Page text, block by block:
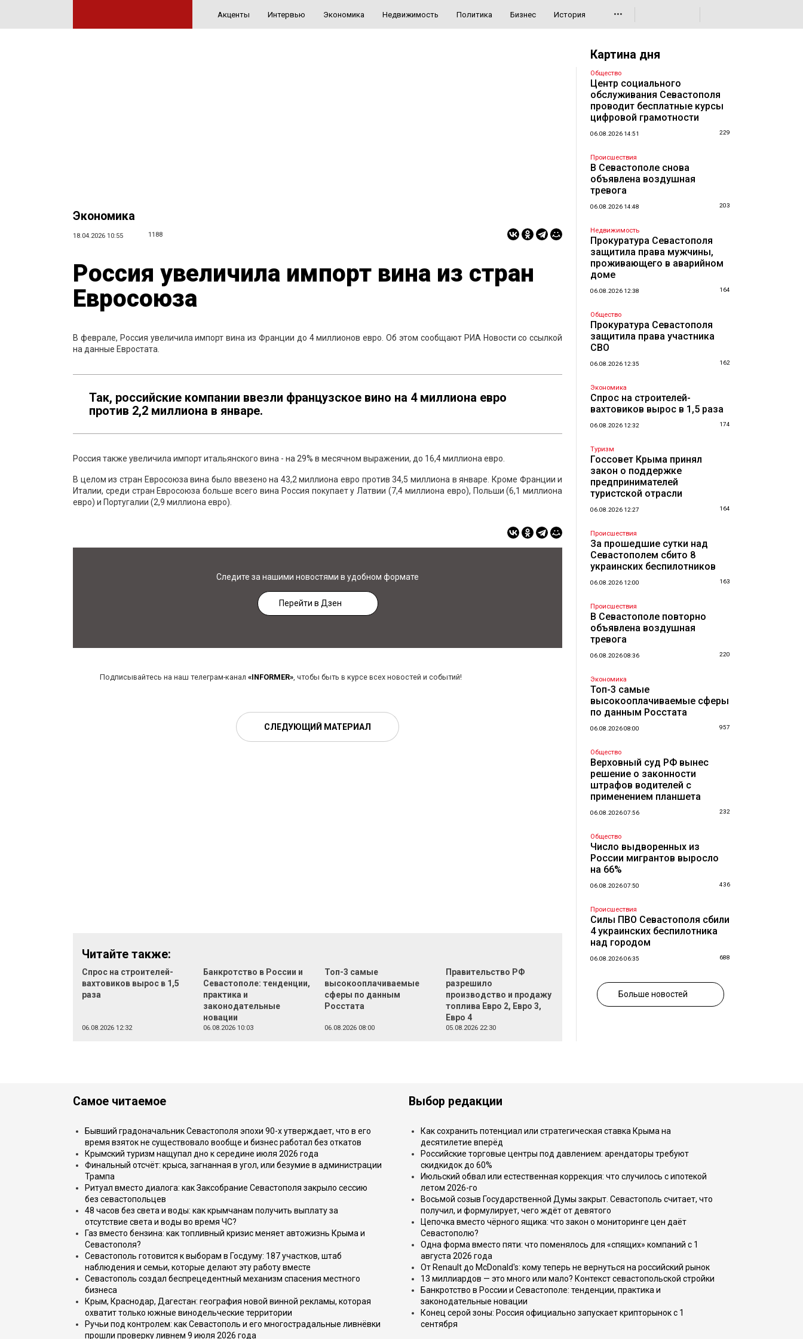
Акценты Интервью Экономика Недвижимость Политика Бизнес История •••
Экономика
18.04.2026 10:55 1188
Россия увеличила импорт вина из стран
Евросоюза
В феврале, Россия увеличила импорт вина из Франции до 4 миллионов евро. Об этом сообщают РИА Новости со ссылкой
на данные Евростата.
Так, российские компании ввезли французское вино на 4 миллиона евро
против 2,2 миллиона в январе.
Россия также увеличила импорт итальянского вина - на 29% в месячном выражении, до 16,4 миллиона евро.
В целом из стран Евросоюза вина было ввезено на 43,2 миллиона евро против 34,5 миллиона в январе. Кроме Франции и
Италии, среди стран Евросоюза больше всего вина Россия покупает у Латвии (7,4 миллиона евро), Польши (6,1 миллиона
евро) и Португалии (2,9 миллиона евро).
Следите за нашими новостями в удобном формате
Перейти в Дзен
Подписывайтесь на наш телеграм-канал «INFORMER», чтобы быть в курсе всех новостей и событий!
СЛЕДУЮЩИЙ МАТЕРИАЛ
Читайте также:
Спрос на строителей-
вахтовиков вырос в 1,5
раза
06.08.2026 12:32
Банкротство в России и
Севастополе: тенденции,
практика и
законодательные
новации
06.08.2026 10:03
Топ-3 самые
высокооплачиваемые
сферы по данным
Росстата
06.08.2026 08:00
Правительство РФ
разрешило
производство и продажу
топлива Евро 2, Евро 3,
Евро 4
05.08.2026 22:30
Картина дня
Общество
Центр социального
обслуживания Севастополя
проводит бесплатные курсы
цифровой грамотности
06.08.2026 14:51 229
Происшествия
В Севастополе снова
объявлена воздушная
тревога
06.08.2026 14:48 203
Недвижимость
Прокуратура Севастополя
защитила права мужчины,
проживающего в аварийном
доме
06.08.2026 12:38 164
Общество
Прокуратура Севастополя
защитила права участника
СВО
06.08.2026 12:35 162
Экономика
Спрос на строителей-
вахтовиков вырос в 1,5 раза
06.08.2026 12:32 174
Туризм
Госсовет Крыма принял
закон о поддержке
предпринимателей
туристской отрасли
06.08.2026 12:27 164
Происшествия
За прошедшие сутки над
Севастополем сбито 8
украинских беспилотников
06.08.2026 12:00 163
Происшествия
В Севастополе повторно
объявлена воздушная
тревога
06.08.2026 08:36 220
Экономика
Топ-3 самые
высокооплачиваемые сферы
по данным Росстата
06.08.2026 08:00 957
Общество
Верховный суд РФ вынес
решение о законности
штрафов водителей с
применением планшета
06.08.2026 07:56 232
Общество
Число выдворенных из
России мигрантов выросло
на 66%
06.08.2026 07:50 436
Происшествия
Силы ПВО Севастополя сбили
4 украинских беспилотника
над городом
06.08.2026 06:35 688
Больше новостей
Самое читаемое
Бывший градоначальник Севастополя эпохи 90-х утверждает, что в его
время взяток не существовало вообще и бизнес работал без откатов
Крымский туризм нащупал дно к середине июля 2026 года
Финальный отсчёт: крыса, загнанная в угол, или безумие в администрации
Трампа
Ритуал вместо диалога: как Заксобрание Севастополя закрыло сессию
без севастопольцев
48 часов без света и воды: как крымчанам получить выплату за
отсутствие света и воды во время ЧС?
Газ вместо бензина: как топливный кризис меняет автожизнь Крыма и
Севастополя?
Севастополь готовится к выборам в Госдуму: 187 участков, штаб
наблюдения и семьи, которые делают эту работу вместе
Севастополь создал беспрецедентный механизм спасения местного
бизнеса
Крым, Краснодар, Дагестан: география новой винной рекламы, которая
охватит только южные винодельческие территории
Ручьи под контролем: как Севастополь и его многострадальные ливнёвки
прошли проверку ливнем 9 июля 2026 года
Выбор редакции
Как сохранить потенциал или стратегическая ставка Крыма на
десятилетие вперёд
Российские торговые центры под давлением: арендаторы требуют
скидкидок до 60%
Июльский обвал или естественная коррекция: что случилось с ипотекой
летом 2026-го
Восьмой созыв Государственной Думы закрыт. Севастополь считает, что
получил, и формулирует, чего ждёт от девятого
Цепочка вместо чёрного ящика: что закон о мониторинге цен даёт
Севастополю?
Одна форма вместо пяти: что поменялось для «спящих» компаний с 1
августа 2026 года
От Renault до McDonald's: кому теперь не вернуться на российский рынок
13 миллиардов — это много или мало? Контекст севастопольской стройки
Банкротство в России и Севастополе: тенденции, практика и
законодательные новации
Конец серой зоны: Россия официально запускает крипторынок с 1
сентября